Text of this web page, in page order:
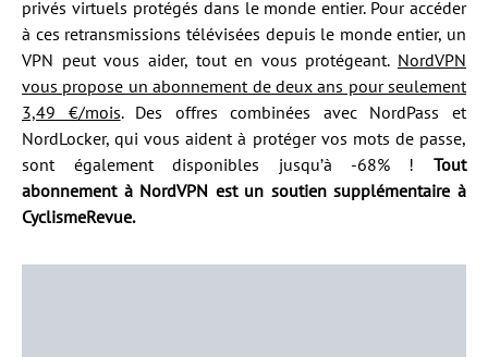
privés virtuels protégés dans le monde entier. Pour accéder
à ces retransmissions télévisées depuis le monde entier, un
VPN peut vous aider, tout en vous protégeant. NordVPN
vous propose un abonnement de deux ans pour seulement
3,49 €/mois. Des offres combinées avec NordPass et
NordLocker, qui vous aident à protéger vos mots de passe,
sont également disponibles jusqu’à -68% ! Tout
abonnement à NordVPN est un soutien supplémentaire à
CyclismeRevue.